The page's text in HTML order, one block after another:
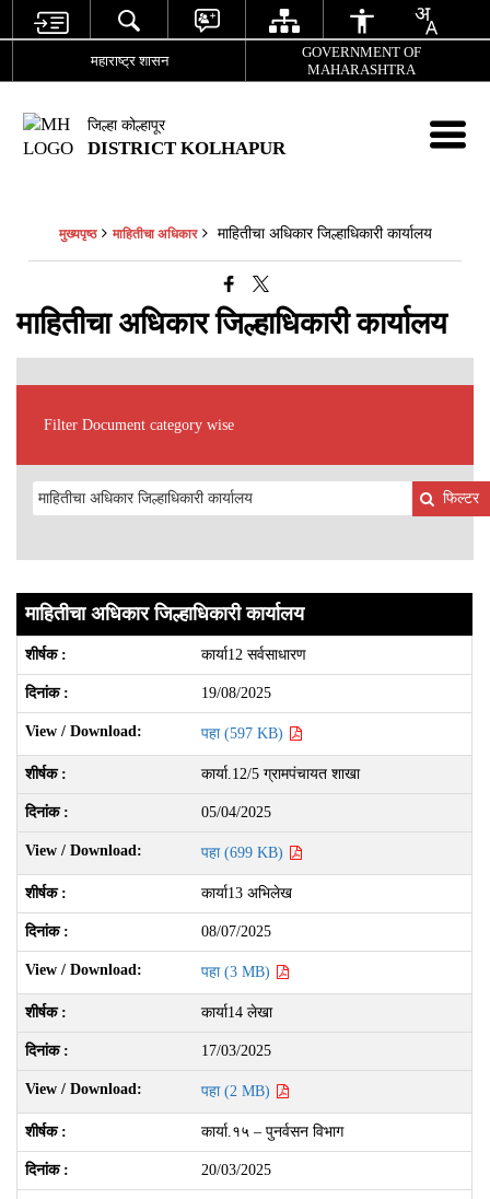
महाराष्ट्र शासन
GOVERNMENT OF
MAHARASHTRA
जिल्हा कोल्हापूर
DISTRICT KOLHAPUR
मुख्यपृष्ठ माहितीचा अधिकार माहितीचा अधिकार जिल्हाधिकारी कार्यालय
माहितीचा अधिकार जिल्हाधिकारी कार्यालय
Filter Document category wise
फिल्टर
माहितीचा अधिकार जिल्हाधिकारी कार्यालय
कार्या12 सर्वसाधारण
19/08/2025
पहा (597 KB)
कार्या.12/5 ग्रामपंचायत शाखा
05/04/2025
पहा (699 KB)
कार्या13 अभिलेख
08/07/2025
पहा (3 MB)
कार्या14 लेखा
17/03/2025
पहा (2 MB)
कार्या.१५ – पुनर्वसन विभाग
20/03/2025